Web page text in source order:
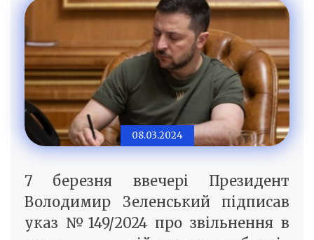
08.03.2024
7 березня ввечері Президент
Володимир Зеленський підписав
указ №149/2024 про звільнення в